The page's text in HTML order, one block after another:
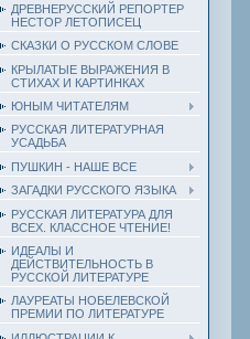
ДРЕВНЕРУССКИЙ РЕПОРТЕР
НЕСТОР ЛЕТОПИСЕЦ
СКАЗКИ О РУССКОМ СЛОВЕ
КРЫЛАТЫЕ ВЫРАЖЕНИЯ В
СТИХАХ И КАРТИНКАХ
ЮНЫМ ЧИТАТЕЛЯМ
РУССКАЯ ЛИТЕРАТУРНАЯ
УСАДЬБА
ПУШКИН - НАШЕ ВСЕ
ЗАГАДКИ РУССКОГО ЯЗЫКА
РУССКАЯ ЛИТЕРАТУРА ДЛЯ
ВСЕХ. КЛАССНОЕ ЧТЕНИЕ!
ИДЕАЛЫ И
ДЕЙСТВИТЕЛЬНОСТЬ В
РУССКОЙ ЛИТЕРАТУРЕ
ЛАУРЕАТЫ НОБЕЛЕВСКОЙ
ПРЕМИИ ПО ЛИТЕРАТУРЕ